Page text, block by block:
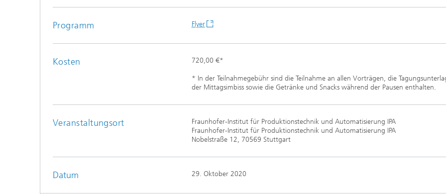
Programm Flyer
Kosten 720,00 €*
* In der Teilnahmegebühr sind die Teilnahme an allen Vorträgen, die
der Mittagsimbiss sowie die Getränke und Snacks während der Pausen enthalten.
Veranstaltungsort
Fraunhofer-Institut für Produktionstechnik und Automatisierung IPA
Fraunhofer-Institut für Produktionstechnik und Automatisierung IPA
Nobelstraße 12, 70569 Stuttgart
Datum 29. Oktober 2020